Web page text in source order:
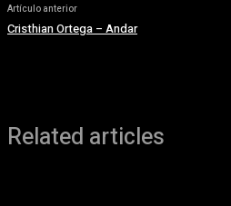
Artículo anterior
Cristhian Ortega – Andar
Related articles